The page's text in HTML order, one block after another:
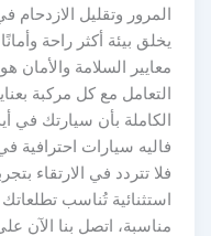
المرور وتقليل
يخلق بيئة أكثر راحة
معايير السلامة والأمان
التعامل مع كل مركبة
الكاملة بأن سيارتك في
فاليه سيارات احترافية
فلا تتردد في الارتقاء
استثنائية تُناسب